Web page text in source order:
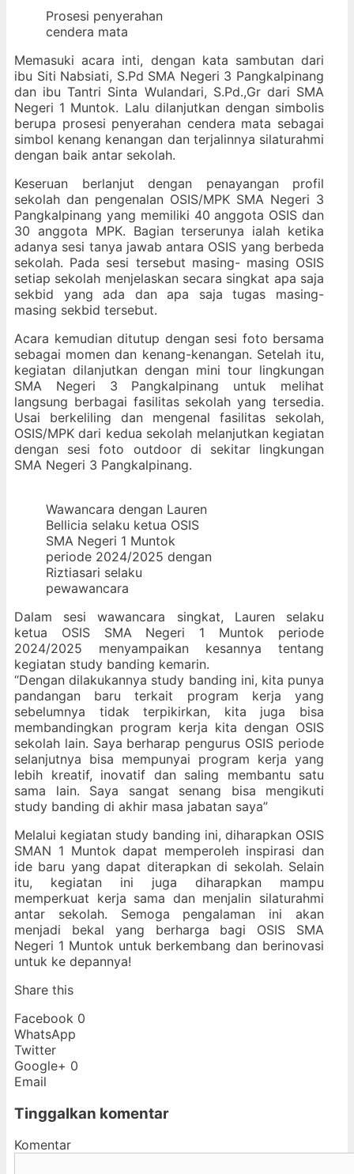
Prosesi penyerahan
cendera mata
Memasuki acara inti, dengan kata sambutan dari
ibu Siti Nabsiati, S.Pd SMA Negeri 3 Pangkalpinang
dan ibu Tantri Sinta Wulandari, S.Pd.,Gr dari SMA
Negeri 1 Muntok. Lalu dilanjutkan dengan simbolis
berupa prosesi penyerahan cendera mata sebagai
simbol kenang kenangan dan terjalinnya silaturahmi
dengan baik antar sekolah.
Keseruan berlanjut dengan penayangan profil
sekolah dan pengenalan OSIS/MPK SMA Negeri 3
Pangkalpinang yang memiliki 40 anggota OSIS dan
30 anggota MPK. Bagian terserunya ialah ketika
adanya sesi tanya jawab antara OSIS yang berbeda
sekolah. Pada sesi tersebut masing- masing OSIS
setiap sekolah menjelaskan secara singkat apa saja
sekbid yang ada dan apa saja tugas masing-
masing sekbid tersebut.
Acara kemudian ditutup dengan sesi foto bersama
sebagai momen dan kenang-kenangan. Setelah itu,
kegiatan dilanjutkan dengan mini tour lingkungan
SMA Negeri 3 Pangkalpinang untuk melihat
langsung berbagai fasilitas sekolah yang tersedia.
Usai berkeliling dan mengenal fasilitas sekolah,
OSIS/MPK dari kedua sekolah melanjutkan kegiatan
dengan sesi foto outdoor di sekitar lingkungan
SMA Negeri 3 Pangkalpinang.
Wawancara dengan Lauren
Bellicia selaku ketua OSIS
SMA Negeri 1 Muntok
periode 2024/2025 dengan
Riztiasari selaku
pewawancara
Dalam sesi wawancara singkat, Lauren selaku
ketua OSIS SMA Negeri 1 Muntok periode
2024/2025 menyampaikan kesannya tentang
kegiatan study banding kemarin.
“Dengan dilakukannya study banding ini, kita punya
pandangan baru terkait program kerja yang
sebelumnya tidak terpikirkan, kita juga bisa
membandingkan program kerja kita dengan OSIS
sekolah lain. Saya berharap pengurus OSIS periode
selanjutnya bisa mempunyai program kerja yang
lebih kreatif, inovatif dan saling membantu satu
sama lain. Saya sangat senang bisa mengikuti
study banding di akhir masa jabatan saya”
Melalui kegiatan study banding ini, diharapkan OSIS
SMAN 1 Muntok dapat memperoleh inspirasi dan
ide baru yang dapat diterapkan di sekolah. Selain
itu, kegiatan ini juga diharapkan mampu
memperkuat kerja sama dan menjalin silaturahmi
antar sekolah. Semoga pengalaman ini akan
menjadi bekal yang berharga bagi OSIS SMA
Negeri 1 Muntok untuk berkembang dan berinovasi
untuk ke depannya!
Share this
Facebook 0
WhatsApp
Twitter
Google+ 0
Email
Tinggalkan komentar
Komentar